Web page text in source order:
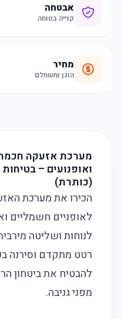
אבטחה
קנייה בטוחה
מחיר
הוגן ומשתלם
מערכת אזעקה חכמה
ואופנועים –
(כותרת)
הכירו את מערכת
לאופניים חשמליים
לנוחות ושליטה
להבטיח את ביטחון
מפני גניבה.